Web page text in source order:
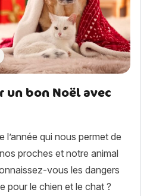
un bon Noël avec
l’année qui nous permet de
proches et notre animal
vous les dangers
pour le chien et le chat ?